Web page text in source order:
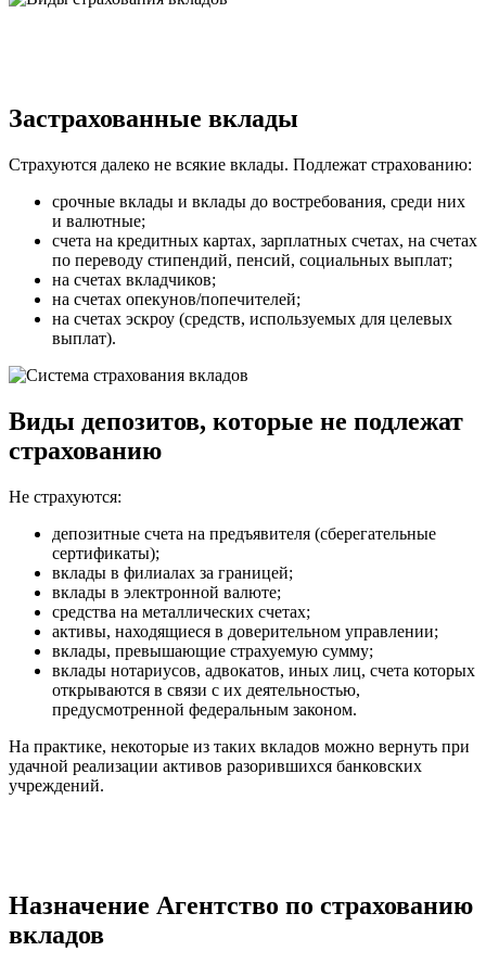
Застрахованные вклады
Страхуются далеко не всякие вклады. Подлежат страхованию:
срочные вклады и вклады до востребования, среди них
и валютные;
счета на кредитных картах, зарплатных счетах, на счетах
по переводу стипендий, пенсий, социальных выплат;
на счетах вкладчиков;
на счетах опекунов/попечителей;
на счетах эскроу (средств, используемых для целевых
выплат).
Виды депозитов, которые не подлежат
страхованию
Не страхуются:
депозитные счета на предъявителя (сберегательные
сертификаты);
вклады в филиалах за границей;
вклады в электронной валюте;
средства на металлических счетах;
активы, находящиеся в доверительном управлении;
вклады, превышающие страхуемую сумму;
вклады нотариусов, адвокатов, иных лиц, счета которых
открываются в связи с их деятельностью,
предусмотренной федеральным законом.
На практике, некоторые из таких вкладов можно вернуть при
удачной реализации активов разорившихся банковских
учреждений.
Назначение Агентство по страхованию
вкладов